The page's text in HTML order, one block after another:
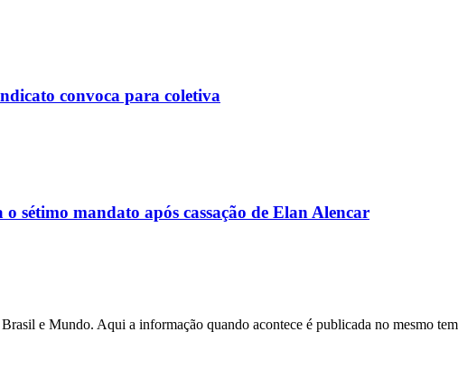
convoca para coletiva
sétimo mandato após cassação de Elan Alencar
e Mundo. Aqui a informação quando acontece é publicada no mesmo